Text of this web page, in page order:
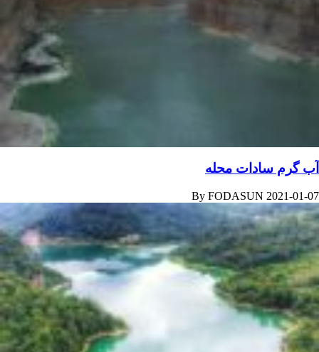
آب گرم سادات محله
By FODASUN 2021-01-07